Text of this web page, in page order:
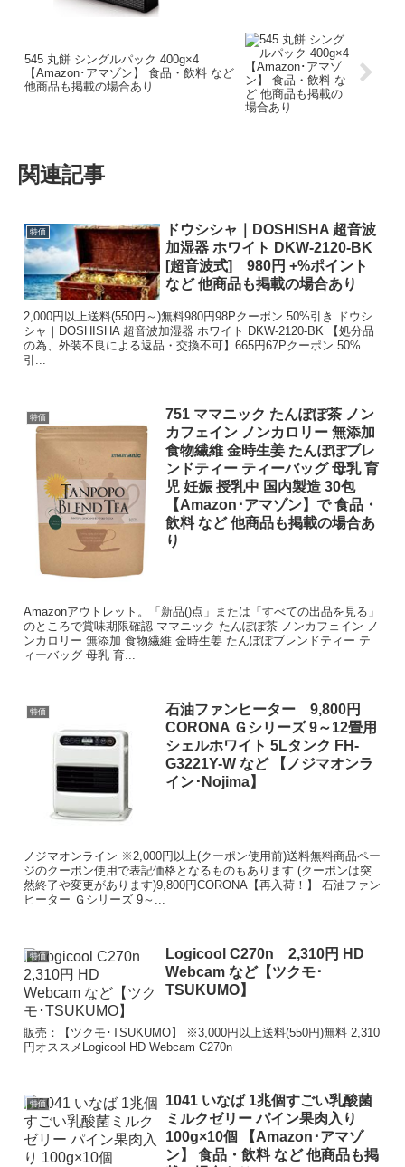
545 丸餅 シングルパック 400g×4
【Amazon･アマゾン】 食品・飲料 など
他商品も掲載の場合あり
関連記事
特価
ドウシシャ｜DOSHISHA 超音波
加湿器 ホワイト DKW-2120-BK
[超音波式] 980円 +%ポイント
など 他商品も掲載の場合あり
2,000円以上送料(550円～)無料980円98Pクーポン 50%引き ドウシ
シャ｜DOSHISHA 超音波加湿器 ホワイト DKW-2120-BK 【処分品
の為、外装不良による返品・交換不可】665円67Pクーポン 50%
引...
特価
751 ママニック たんぽぽ茶 ノン
カフェイン ノンカロリー 無添加
食物繊維 金時生姜 たんぽぽブレ
ンドティー ティーバッグ 母乳 育
児 妊娠 授乳中 国内製造 30包
【Amazon･アマゾン】で 食品・
飲料 など 他商品も掲載の場合あ
り
Amazonアウトレット。「新品()点」または「すべての出品を見る」
のところで賞味期限確認 ママニック たんぽぽ茶 ノンカフェイン ノ
ンカロリー 無添加 食物繊維 金時生姜 たんぽぽブレンドティー テ
ィーバッグ 母乳 育...
特価
石油ファンヒーター 9,800円
CORONA Ｇシリーズ 9～12畳用
シェルホワイト 5Lタンク FH-
G3221Y-W など 【ノジマオンラ
イン･Nojima】
ノジマオンライン ※2,000円以上(クーポン使用前)送料無料商品ペー
ジのクーポン使用で表記価格となるものもあります (クーポンは突
然終了や変更があります)9,800円CORONA【再入荷！】 石油ファン
ヒーター Ｇシリーズ 9～...
特価
Logicool C270n 2,310円 HD
Webcam など【ツクモ･
TSUKUMO】
販売：【ツクモ･TSUKUMO】 ※3,000円以上送料(550円)無料 2,310
円オススメLogicool HD Webcam C270n
特価
1041 いなば 1兆個すごい乳酸菌
ミルクゼリー パイン果肉入り
100g×10個 【Amazon･アマゾ
ン】 食品・飲料 など 他商品も掲